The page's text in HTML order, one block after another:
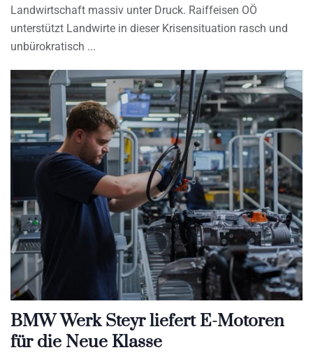
Landwirtschaft massiv unter Druck. Raiffeisen OÖ
unterstützt Landwirte in dieser Krisensituation rasch und
unbürokratisch
BMW Werk Steyr liefert E-Motoren
für die Neue Klasse